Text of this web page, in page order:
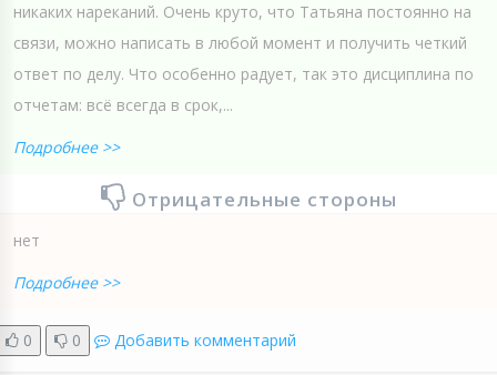
никаких нареканий. Очень круто, что Татьяна постоянно на
связи, можно написать в любой момент и получить четкий
ответ по делу. Что особенно радует, так это дисциплина по
отчетам: всё всегда в срок,...
Подробнее >>
Отрицательные стороны
нет
Подробнее >>
0 0 Добавить комментарий